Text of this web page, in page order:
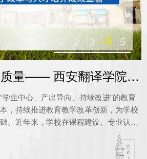
质量—— 西安翻译学院
生中心、产出导向、持续改进”的教育
，持续推进教育教学改革创新，为学校
。近年来，学校在课程建设、专业认
1 2 3 4 5